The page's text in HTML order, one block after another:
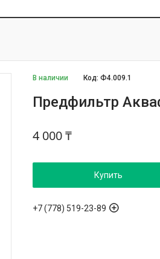
В наличии Код:Ф4.009.1
Предфильтр
4 000 ₸
Купить
+7 (778) 519-23-89